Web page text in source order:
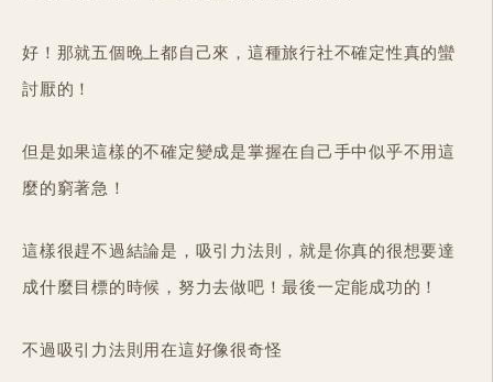
好！那就五個晚上都自己來，這種旅行社不確定性真的蠻
討厭的！
但是如果這樣的不確定變成是掌握在自己手中似乎不用這
麼的窮著急！
這樣很趕不過結論是，吸引力法則，就是你真的很想要達
成什麼目標的時候，努力去做吧！最後一定能成功的！
不過吸引力法則用在這好像很奇怪